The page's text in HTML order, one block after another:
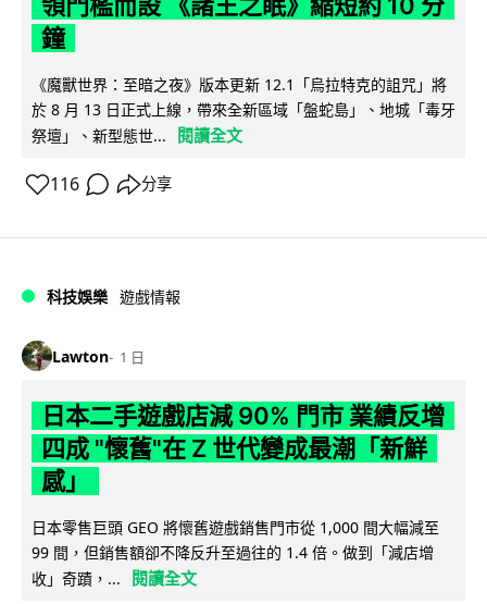
鐘
《魔獸世界：至暗之夜》版本更新 12.1「烏拉特克的詛咒」將
於 8 月 13 日正式上線，帶來全新區域「盤蛇島」、地城「毒牙
祭壇」、新型態世...
閱讀全文
116 分享
科技娛樂 遊戲情報
Lawton 1 日
日本二手遊戲店減 90% 門市 業績反增
四成 "懷舊"在 Z 世代變成最潮「新鮮
感」
日本零售巨頭 GEO 將懷舊遊戲銷售門市從 1,000 間大幅減至
99 間，但銷售額卻不降反升至過往的 1.4 倍。做到「減店增
收」奇蹟，...
閱讀全文